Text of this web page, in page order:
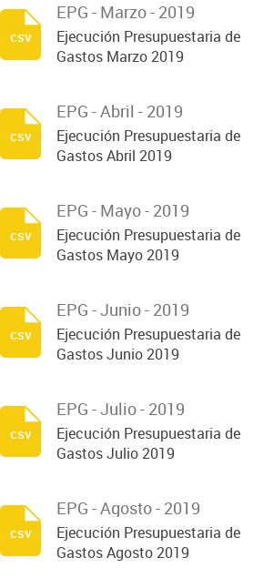
EPG - Marzo - 2019
Ejecución Presupuestaria de
Gastos Marzo 2019
csv
EPG - Abril - 2019
Ejecución Presupuestaria de
Gastos Abril 2019
csv
EPG - Mayo - 2019
Ejecución Presupuestaria de
Gastos Mayo 2019
csv
EPG - Junio - 2019
Ejecución Presupuestaria de
Gastos Junio 2019
csv
EPG - Julio - 2019
Ejecución Presupuestaria de
Gastos Julio 2019
csv
EPG - Agosto - 2019
Ejecución Presupuestaria de
Gastos Agosto 2019
csv